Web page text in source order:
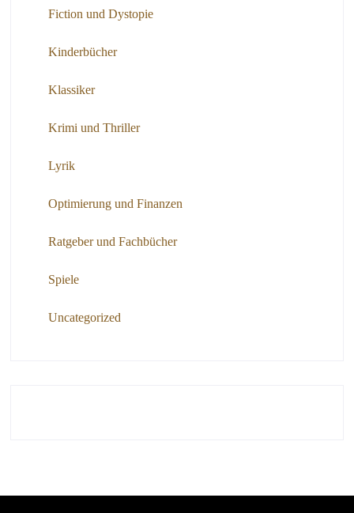
Fiction und Dystopie
Kinderbücher
Klassiker
Krimi und Thriller
Lyrik
Optimierung und Finanzen
Ratgeber und Fachbücher
Spiele
Uncategorized